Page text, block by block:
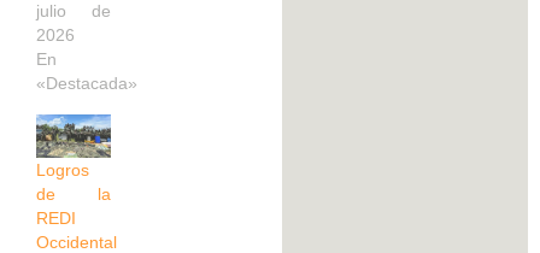
julio de
2026
En
«Destacada»
Logros
de la
REDI
Occidental